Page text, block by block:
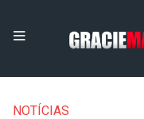
NOTÍCIAS